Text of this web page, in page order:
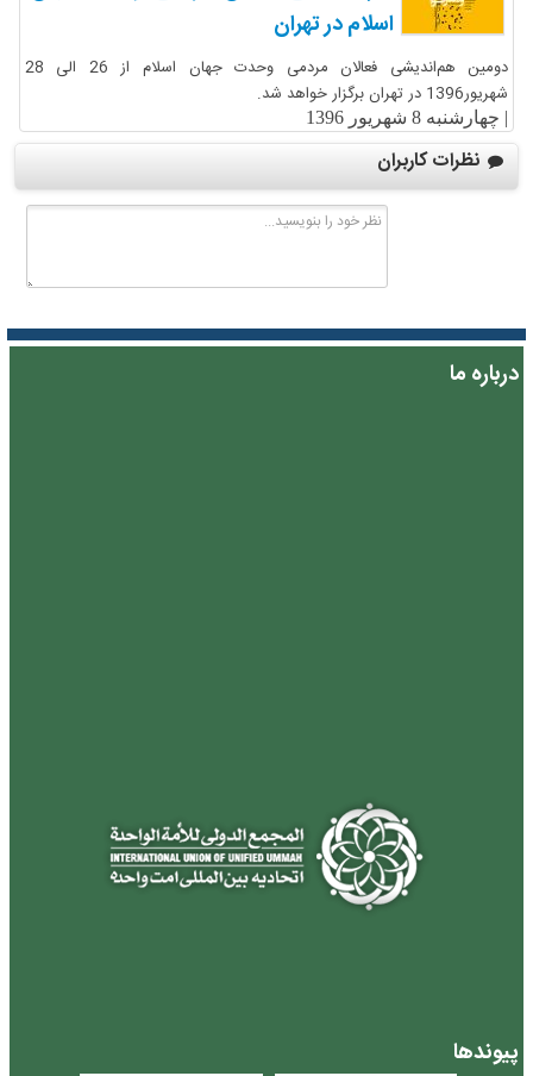
اسلام در تهران
دومین هم‌اندیشی فعالان مردمی وحدت جهان اسلام از 26 الی 28
شهریور1396 در تهران برگزار خواهد شد.
| چهارشنبه 8 شهریور 1396
نظرات کاربران
درباره ما
پیوندها